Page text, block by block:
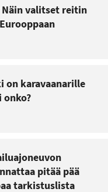
valitset reitin
on karavaanarille
onko?
pitää pää
tarkistuslista